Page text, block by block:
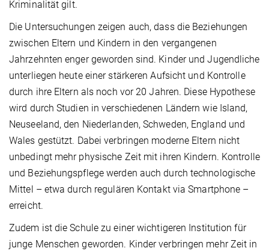
Kriminalität gilt.
Die Untersuchungen zeigen auch, dass die Beziehungen
zwischen Eltern und Kindern in den vergangenen
Jahrzehnten enger geworden sind. Kinder und Jugendliche
unterliegen heute einer stärkeren Aufsicht und Kontrolle
durch ihre Eltern als noch vor 20 Jahren. Diese Hypothese
wird durch Studien in verschiedenen Ländern wie Island,
Neuseeland, den Niederlanden, Schweden, England und
Wales gestützt. Dabei verbringen moderne Eltern nicht
unbedingt mehr physische Zeit mit ihren Kindern. Kontrolle
und Beziehungspflege werden auch durch technologische
Mittel – etwa durch regulären Kontakt via Smartphone –
erreicht.
Zudem ist die Schule zu einer wichtigeren Institution für
junge Menschen geworden. Kinder ver­brin­gen mehr Zeit in